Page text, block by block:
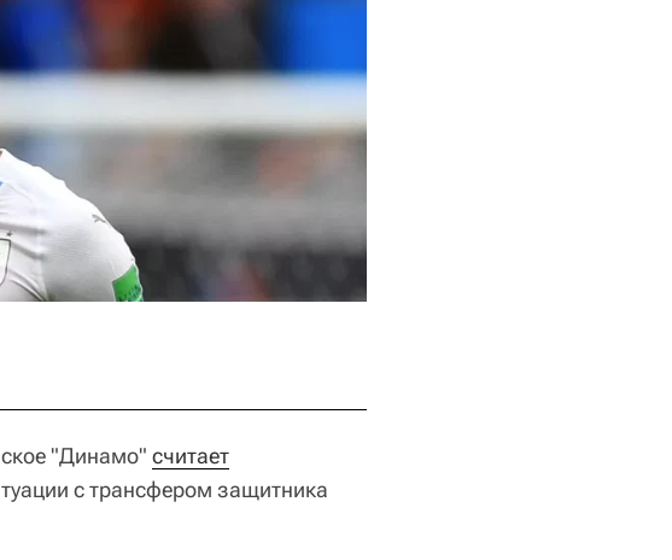
"Динамо" считает
с трансфером защитника